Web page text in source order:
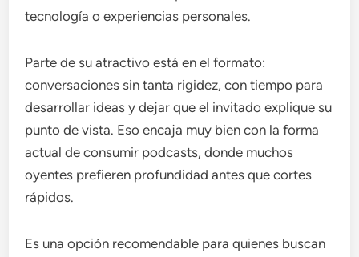
tecnología o experiencias personales.
Parte de su atractivo está en el formato:
conversaciones sin tanta rigidez, con tiempo para
desarrollar ideas y dejar que el invitado explique su
punto de vista. Eso encaja muy bien con la forma
actual de consumir podcasts, donde muchos
oyentes prefieren profundidad antes que cortes
rápidos.
Es una opción recomendable para quienes buscan